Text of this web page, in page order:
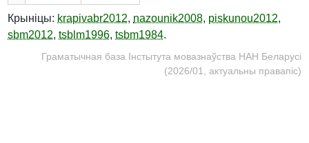
Крыніцы: krapivabr2012, nazounik2008, piskunou2012,
sbm2012, tsblm1996, tsbm1984.
Граматычная база Інстытута мовазнаўства НАН Беларусі
(2026/01, актуальны правапіс)